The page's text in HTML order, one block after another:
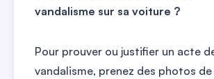
vandalisme sur sa voiture ?
Pour prouver ou justifier un acte
vandalisme, prenez des photos